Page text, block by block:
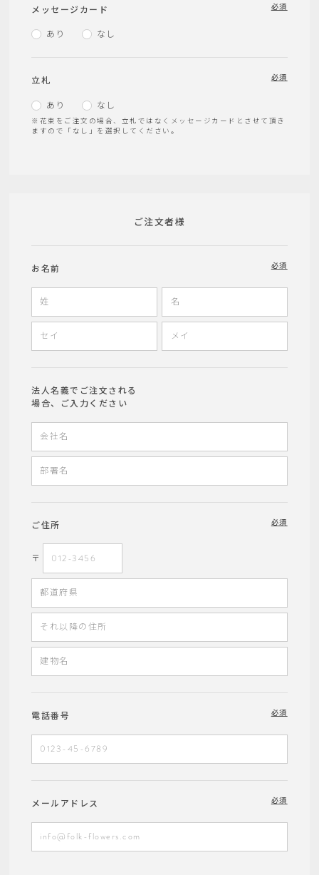
メッセージカード 必須
あり なし
立札 必須
あり なし
※花束をご注文の場合、立札ではなくメッセージカードとさせて頂き
ますので「なし」を選択してください。
ご注文者様
お名前 必須
法人名義でご注文される
場合、ご入力ください
ご住所 必須
〒
電話番号 必須
メールアドレス 必須